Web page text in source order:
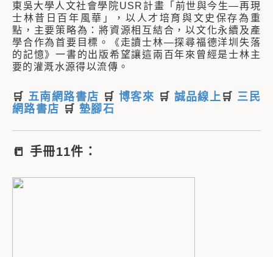
東吳大學人文社會學院USR計畫「前世與今生—再現
士林昔日百年風華」，以人才培育與文史保存為重
點，主要策略為：將資源相互結合，以文化永續及產
學合作為首要目標。《走讀士林—探尋福德洋圳失落
的記憶》一書的出版希望讓這兩百年來曾經是士林主
要的灌溉水源得以流傳。
🛒 五南網路書店 🛒 博客來 🛒 誠品線上 🛒 三民
網路書店 🛒 墊腳石
📒 手冊11件：